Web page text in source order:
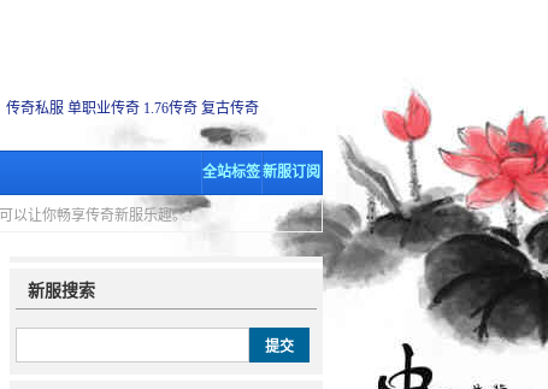
传奇私服 单职业传奇 1.76传奇 复古传奇
全站标签新服订阅
以让你畅享传奇新服乐趣。
新服搜索